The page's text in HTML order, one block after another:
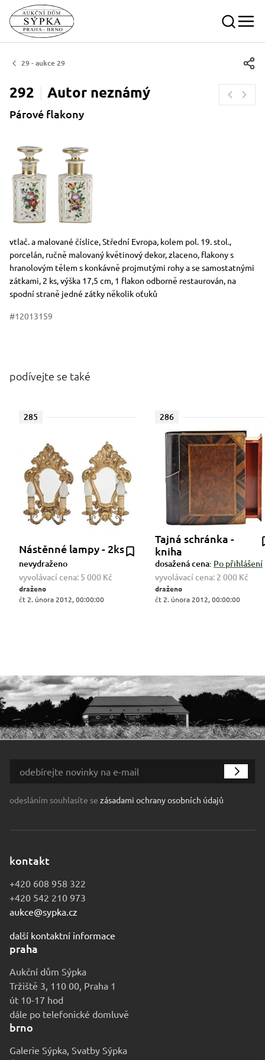
29 - aukce 29
292 Autor neznámý
Párové flakony
Rozměry
Stručný popis předmětu
vtlač. a malované číslice, Střední Evropa, kolem pol. 19. stol.,
porcelán, ručně malovaný květinový dekor, zlaceno, flakony s
hranolovým tělem s konkávně projmutými rohy a se samostatnými
zátkami, 2 ks, výška 17,5 cm, 1 flakon odborně restaurován, na
spodní straně jedné zátky několik oťuků
#12013159
podívejte se také
285
Nástěnné lampy - 2ks
nevydraženo
vyvolávací cena: 5 000 Kč
draženo
čt 2. února 2012, 00:00:00
286
Tajná schránka -
kniha
dosažená cena: Po přihlášení
vyvolávací cena: 2 000 Kč
draženo
čt 2. února 2012, 00:00:00
odesláním souhlasíte se zásadami ochrany osobních údajů
kontakt
+420 608 958 322
+420 542 210 973
aukce@sypka.cz
další kontaktní informace
praha
Aukční dům Sýpka
Tržiště 3, 110 00, Praha 1
út 10-17 hod
dále po telefonické domluvě
brno
Galerie Sýpka, Svatby Sýpka